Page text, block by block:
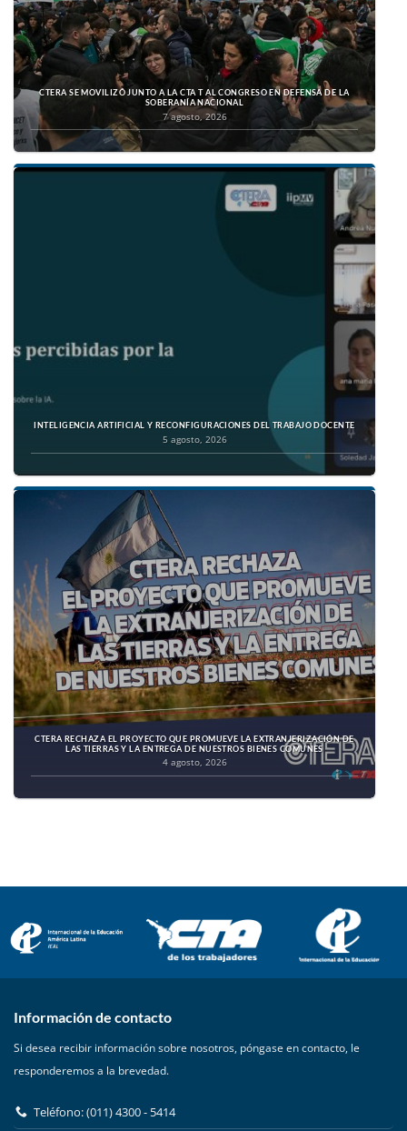
CTERA SE MOVILIZÓ JUNTO A LA CTA T AL CONGRESO EN DEFENSA DE LA
SOBERANÍA NACIONAL
7 agosto, 2026
INTELIGENCIA ARTIFICIAL Y RECONFIGURACIONES DEL TRABAJO DOCENTE
5 agosto, 2026
CTERA RECHAZA EL PROYECTO QUE PROMUEVE LA EXTRANJERIZACIÓN DE
LAS TIERRAS Y LA ENTREGA DE NUESTROS BIENES COMUNES
4 agosto, 2026
Información de contacto
Si desea recibir información sobre nosotros, póngase en contacto, le
responderemos a la brevedad.
Teléfono: (011) 4300 - 5414